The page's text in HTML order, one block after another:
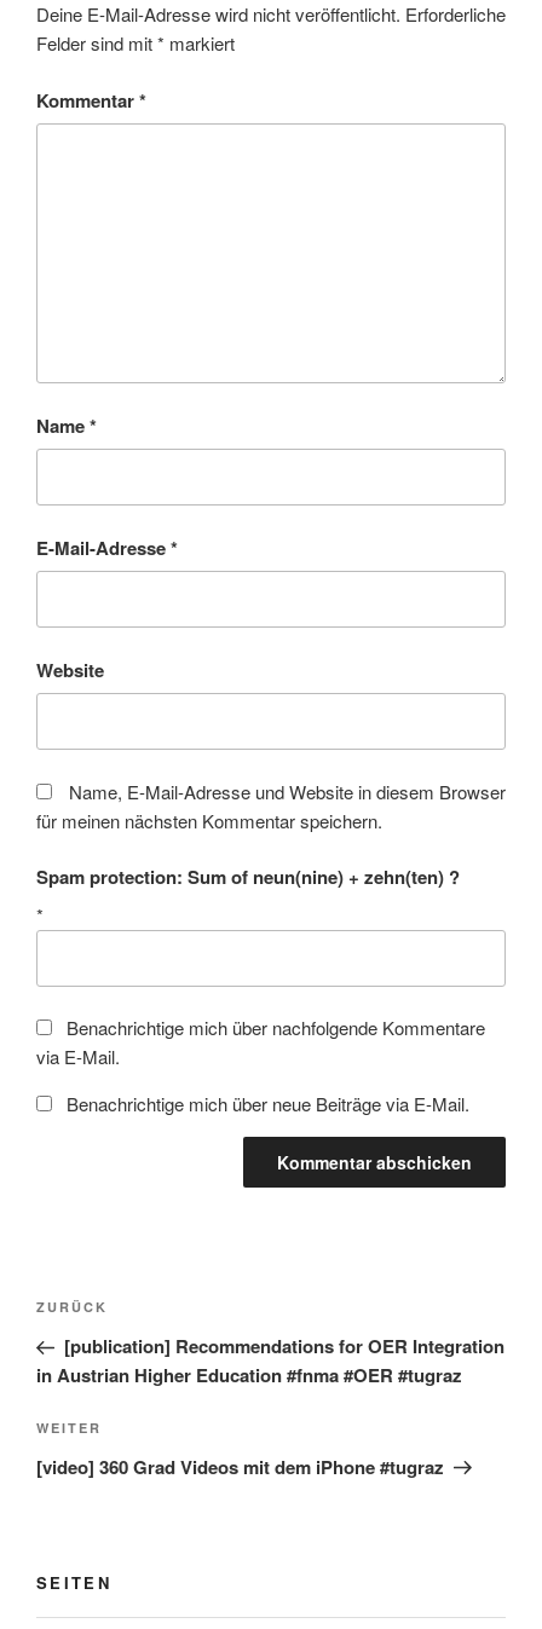
Deine E-Mail-Adresse wird nicht veröffentlicht. Erforderliche
Felder sind mit* markiert
Kommentar*
Name*
E-Mail-Adresse*
Website
Name, E-Mail-Adresse und Website in diesem Browser
für meinen nächsten Kommentar speichern.
Spam protection: Sum of neun(nine) + zehn(ten) ?
*
Benachrichtige mich über nachfolgende Kommentare
via E-Mail.
Benachrichtige mich über neue Beiträge via E-Mail.
Beitragsnavigation
Vorheriger
Beitrag
ZURÜCK
[publication] Recommendations for OER Integration
in Austrian Higher Education #fnma #OER #tugraz
Nächster
Beitrag
WEITER
[video] 360 Grad Videos mit dem iPhone #tugraz
SEITEN